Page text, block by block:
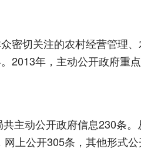
切关注的农村经营管理
2013年，主动公开政府重点
动公开政府信息230条。
上公开305条，其他形式公